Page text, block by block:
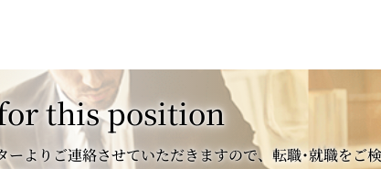
this position
よりご連絡させていただきますので、転職･就職をご